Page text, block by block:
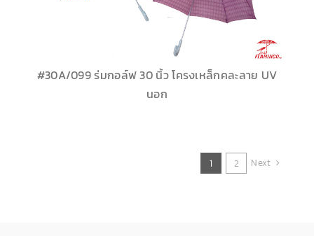
#30A/099 ร่มกอล์ฟ 30 นิ้ว โครงเหล็กคละลาย UV
นอก
1 2 Next